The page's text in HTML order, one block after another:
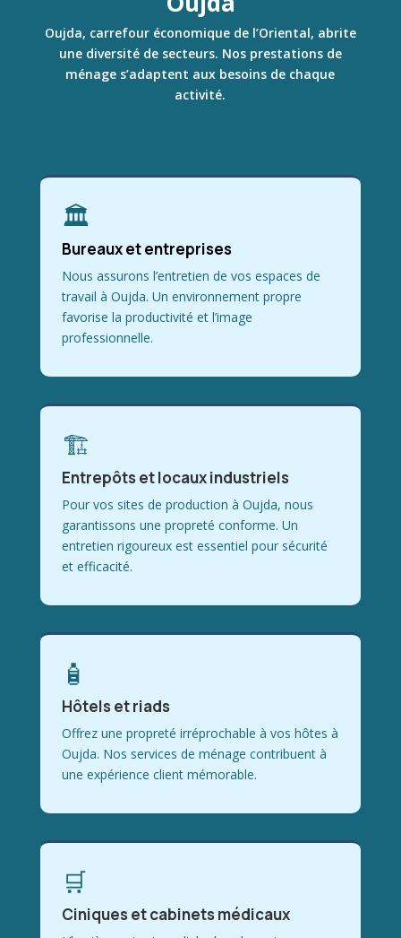
Oujda, carrefour économique de l’Oriental, abrite
une diversité de secteurs. Nos prestations de
ménage s’adaptent aux besoins de chaque
activité.
🏛
Bureaux et entreprises
Nous assurons l’entretien de vos espaces de
travail à Oujda. Un environnement propre
favorise la productivité et l’image
professionnelle.
🏗
Entrepôts et locaux industriels
Pour vos sites de production à Oujda, nous
garantissons une propreté conforme. Un
entretien rigoureux est essentiel pour sécurité
et efficacité.
🧴
Hôtels et riads
Offrez une propreté irréprochable à vos hôtes à
Oujda. Nos services de ménage contribuent à
une expérience client mémorable.
🛒
Ciniques et cabinets médicaux